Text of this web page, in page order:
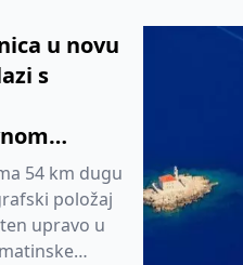
u novu
s
i filmom
54 km dugu
položaj
upravo u